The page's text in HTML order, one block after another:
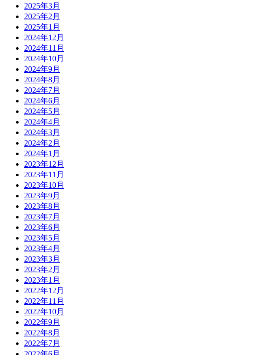
2025年3月
2025年2月
2025年1月
2024年12月
2024年11月
2024年10月
2024年9月
2024年8月
2024年7月
2024年6月
2024年5月
2024年4月
2024年3月
2024年2月
2024年1月
2023年12月
2023年11月
2023年10月
2023年9月
2023年8月
2023年7月
2023年6月
2023年5月
2023年4月
2023年3月
2023年2月
2023年1月
2022年12月
2022年11月
2022年10月
2022年9月
2022年8月
2022年7月